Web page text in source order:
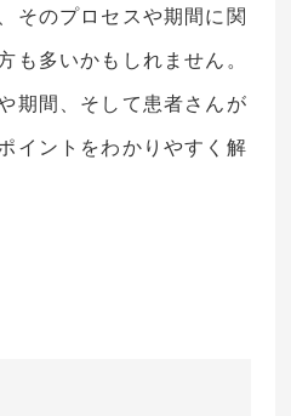
そのプロセスや期間に関
も多いかもしれません。
期間、そして患者さんが
イントをわかりやすく解